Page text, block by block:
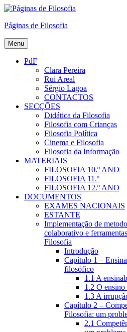
Skip
content
Páginas de Filosofia
Menu
PdF
Clara Pereira
Rui Areal
Sérgio Lagoa
CONTACTOS
SECÇÕES
Didática da Filosofia
Filosofia com Crianças
Filosofia Política
Cinema e Filosofia
Filosofia da Informação
MATERIAIS
FILOSOFIA 10.º ANO
FILOSOFIA 11.º
FILOSOFIA 12.º ANO
DOCUMENTOS
EXAMES NACIONAIS
ESTANTE
Implementação de
colaborativo e
Filosofia
Introdução
Capítulo 1 –
filosófico
1.1 A
1.2 O
1.3 A
Capítulo 2 –
Filosofia: um
2.1